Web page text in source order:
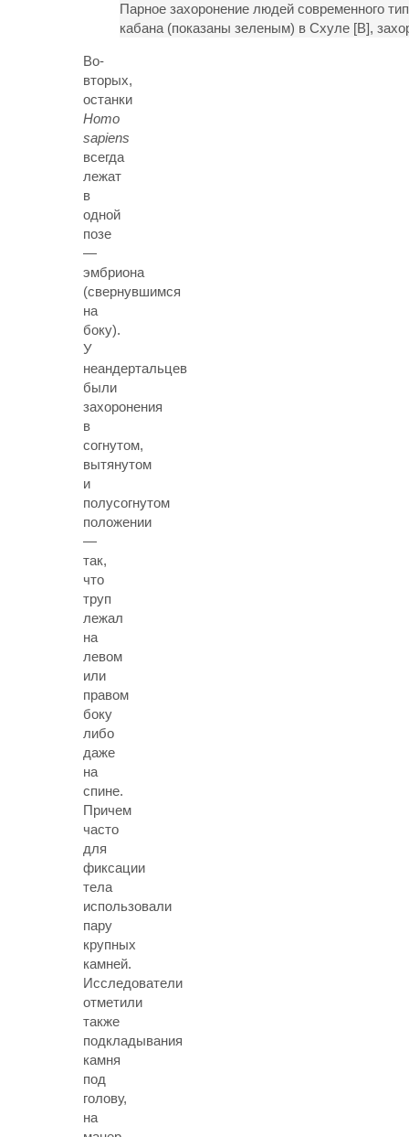
Парное захоронение людей современного
кабана (показаны зеленым) в Схуле [B],
Во-
вторых,
останки
Homo
sapiens
всегда
лежат
в
одной
позе
—
эмбриона
(свернувшимся
на
боку).
У
неандертальцев
были
захоронения
в
согнутом,
вытянутом
и
полусогнутом
положении
—
так,
что
труп
лежал
на
левом
или
правом
боку
либо
даже
на
спине.
Причем
часто
для
фиксации
тела
использовали
пару
крупных
камней.
Исследователи
отметили
также
подкладывания
камня
под
голову,
на